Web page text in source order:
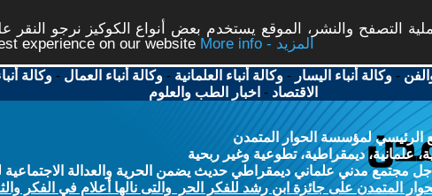
التصفح والنشر، الموقع يستخدم بعض أنواع الكوكيز نرجو
experience on our website
More info - المزيد
-وكالة أنباء اليسار -وكالة أنباء العلمانية -وكالة أنباء العمال -وكالة
الاقتصاد - اخبار الطب والعلوم
الرئيسي لمؤسسة الحوار المتمدن
علمانية، ديمقراطية، تطوعية وغير ربحية
مجتمع مدني علماني ديمقراطي حديث يضمن الحرية والعدالة الاجتماعية
المتمدن على جائزة ابن رشد للفكر الحر والتى نالها أعلام في الفكر